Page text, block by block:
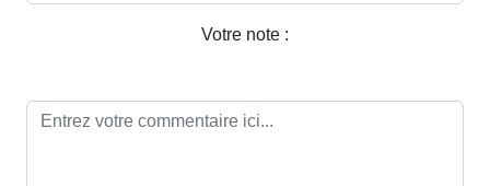
Votre note :